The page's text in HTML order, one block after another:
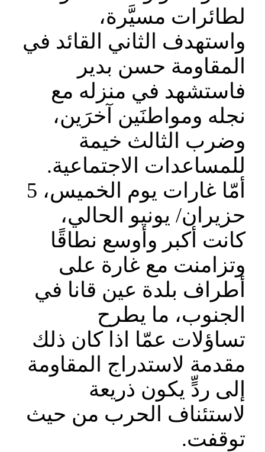
لطائرات مسيَّرة،
واستهدف الثاني القائد في
المقاومة حسن بدير
فاستشهد في منزله مع
نجله ومواطنَين آخرَين،
وضرب الثالث خيمة
للمساعدات الاجتماعية.
أمّا غارات يوم الخميس، 5
حزيران/ يونيو الحالي،
كانت أكبر وأوسع نطاقًا
وتزامنت مع غارة على
أطراف بلدة عين قانا في
الجنوب، ما يطرح
تساؤلات عمّا اذا كان ذلك
مقدمة لاستدراج المقاومة
إلى ردٍّ يكون ذريعة
لاستئناف الحرب من حيث
توقفت.